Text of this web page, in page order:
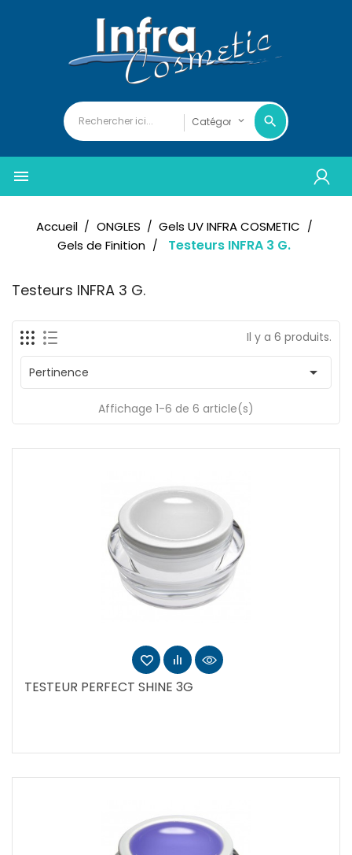

Accueil ONGLES
Gels UV INFRA COSMETIC
Gels de Finition
Testeurs INFRA 3 G.
Testeurs INFRA 3 G.
Il y a 6 produits.
Pertinence 
Affichage 1-6 de 6 article(s)
TESTEUR PERFECT SHINE 3G